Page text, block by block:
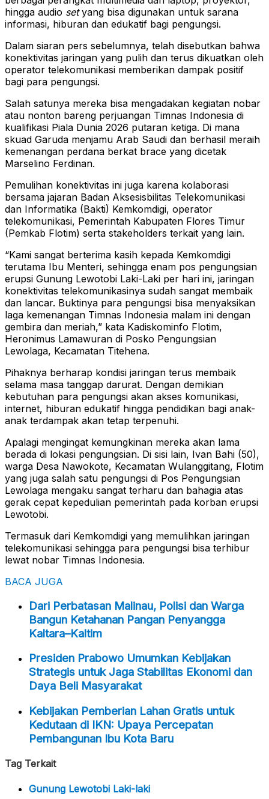
hingga audio setyang bisa digunakan untuk sarana
informasi, hiburan dan edukatif bagi pengungsi.
Dalam siaran pers sebelumnya, telah disebutkan bahwa
konektivitas jaringan yang pulih dan terus dikuatkan oleh
operator telekomunikasi memberikan dampak positif
bagi para pengungsi.
Salah satunya mereka bisa mengadakan kegiatan nobar
atau nonton bareng perjuangan Timnas Indonesia di
kualifikasi Piala Dunia 2026 putaran ketiga. Di mana
skuad Garuda menjamu Arab Saudi dan berhasil meraih
kemenangan perdana berkat brace yang dicetak
Marselino Ferdinan.
Pemulihan konektivitas ini juga karena kolaborasi
bersama jajaran Badan Aksesisbilitas Telekomunikasi
dan Informatika (Bakti) Kemkomdigi, operator
telekomunikasi, Pemerintah Kabupaten Flores Timur
(Pemkab Flotim) serta stakeholders terkait yang lain.
“Kami sangat berterima kasih kepada Kemkomdigi
terutama Ibu Menteri, sehingga enam pos pengungsian
erupsi Gunung Lewotobi Laki-Laki per hari ini, jaringan
konektivitas telekomunikasinya sudah sangat membaik
dan lancar. Buktinya para pengungsi bisa menyaksikan
laga kemenangan Timnas Indonesia malam ini dengan
gembira dan meriah,” kata Kadiskominfo Flotim,
Heronimus Lamawuran di Posko Pengungsian
Lewolaga, Kecamatan Titehena.
Pihaknya berharap kondisi jaringan terus membaik
selama masa tanggap darurat. Dengan demikian
kebutuhan para pengungsi akan akses komunikasi,
internet, hiburan edukatif hingga pendidikan bagi anak-
anak terdampak akan tetap terpenuhi.
Apalagi mengingat kemungkinan mereka akan lama
berada di lokasi pengungsian. Di sisi lain, Ivan Bahi (50),
warga Desa Nawokote, Kecamatan Wulanggitang, Flotim
yang juga salah satu pengungsi di Pos Pengungsian
Lewolaga mengaku sangat terharu dan bahagia atas
gerak cepat kepedulian pemerintah pada korban erupsi
Lewotobi.
Termasuk dari Kemkomdigi yang memulihkan jaringan
telekomunikasi sehingga para pengungsi bisa terhibur
lewat nobar Timnas Indonesia.
BACA JUGA
Dari Perbatasan Malinau, Polisi dan Warga
Bangun Ketahanan Pangan Penyangga
Kaltara–Kaltim
Presiden Prabowo Umumkan Kebijakan
Strategis untuk Jaga Stabilitas Ekonomi dan
Daya Beli Masyarakat
Kebijakan Pemberian Lahan Gratis untuk
Kedutaan di IKN: Upaya Percepatan
Pembangunan Ibu Kota Baru
Tag Terkait
Gunung Lewotobi Laki-laki